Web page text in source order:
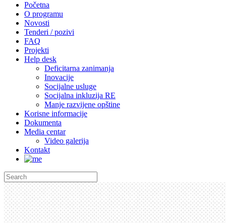
Početna
O programu
Novosti
Tenderi / pozivi
FAQ
Projekti
Help desk
Deficitarna zanimanja
Inovacije
Socijalne usluge
Socijalna inkluzija RE
Manje razvijene opštine
Korisne informacije
Dokumenta
Media centar
Video galerija
Kontakt